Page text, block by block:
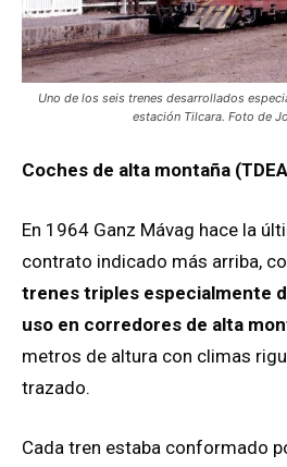
Uno de los seis trenes desarrollados
estación Tilcara. Foto de
Coches de alta montaña
En 1964 Ganz Mávag hace la
contrato indicado más arriba,
trenes triples especialmente
uso en corredores de alta
metros de altura con climas
trazado.
Cada tren estaba conformado